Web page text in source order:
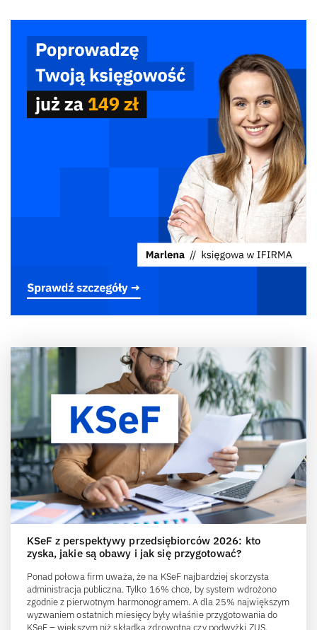
KSeF z perspektywy przedsiębiorców 2026: kto
zyska, jakie są obawy i jak się przygotować?
Ponad połowa firm uważa, że na KSeF najbardziej skorzysta
administracja publiczna. Tylko 16% chce, by system wdrożono
zgodnie z pierwotnym harmonogramem. A dla 25% największym
wyzwaniem ostatnich miesięcy były właśnie przygotowania do